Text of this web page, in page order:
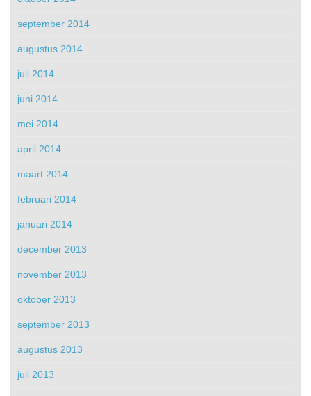
september 2014
augustus 2014
juli 2014
juni 2014
mei 2014
april 2014
maart 2014
februari 2014
januari 2014
december 2013
november 2013
oktober 2013
september 2013
augustus 2013
juli 2013